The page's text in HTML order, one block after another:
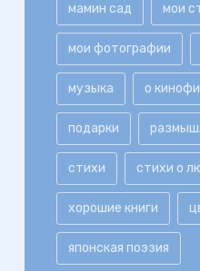
мамин сад мои
мои фотографии
музыка о
подарки
стихи стихи о
хорошие книги
японская поэзия